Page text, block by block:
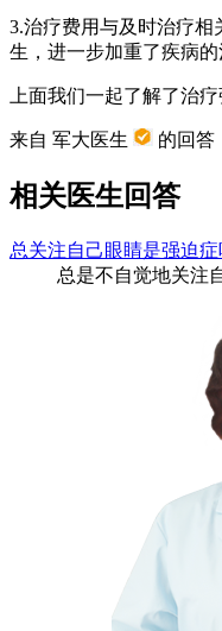
3.治疗费用与及时治疗
生，进一步加重了疾病
上面我们一起了解了治
来自 军大医生 的回答
相关医生回答
总关注自己眼睛是强迫症
总是不自觉地关注